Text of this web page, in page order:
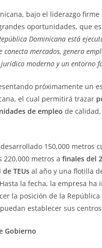
bajo el liderazgo firme
oportunidades, que
Dominicana está
mercados, genera
moderno y un entorno
próximamente un
el cual permitirá trazar
de empleo de
150,000 metros
220,000 metros a finales del
TEUs al año y una flotilla
Hasta la fecha, la empresa ha
la posición de la
establecer sus
Gobierno